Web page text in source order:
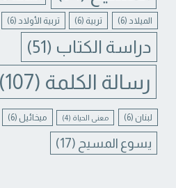
الميلاد (6) تربية (6) تربية الأولاد (6)
دراسة الكتاب (51)
رسالة الكلمة (107)
لبنان (6) معنى الحياة (4) ميخائيل (6)
يسوع المسيح (17)